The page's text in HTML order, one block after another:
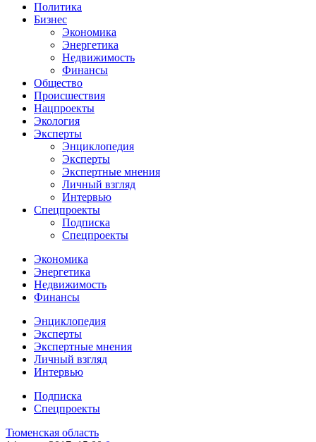
Политика
Бизнес
Экономика
Энергетика
Недвижимость
Финансы
Общество
Происшествия
Нацпроекты
Экология
Эксперты
Энциклопедия
Эксперты
Экспертные мнения
Личный взгляд
Интервью
Спецпроекты
Подписка
Спецпроекты
Экономика
Энергетика
Недвижимость
Финансы
Энциклопедия
Эксперты
Экспертные мнения
Личный взгляд
Интервью
Подписка
Спецпроекты
Тюменская область